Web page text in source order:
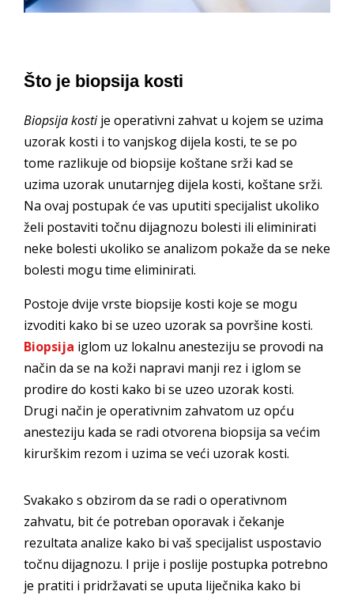
Što je biopsija kosti
Biopsija kostije operativni zahvat u kojem se uzima
uzorak kosti i to vanjskog dijela kosti, te se po
tome razlikuje od biopsije koštane srži kad se
uzima uzorak unutarnjeg dijela kosti, koštane srži.
Na ovaj postupak će vas uputiti specijalist ukoliko
želi postaviti točnu dijagnozu bolesti ili eliminirati
neke bolesti ukoliko se analizom pokaže da se neke
bolesti mogu time eliminirati.
Postoje dvije vrste biopsije kosti koje se mogu
izvoditi kako bi se uzeo uzorak sa površine kosti.
Biopsija iglom uz lokalnu anesteziju se provodi na
način da se na koži napravi manji rez i iglom se
prodire do kosti kako bi se uzeo uzorak kosti.
Drugi način je operativnim zahvatom uz opću
anesteziju kada se radi otvorena biopsija sa većim
kirurškim rezom i uzima se veći uzorak kosti.
Svakako s obzirom da se radi o operativnom
zahvatu, bit će potreban oporavak i čekanje
rezultata analize kako bi vaš specijalist uspostavio
točnu dijagnozu. I prije i poslije postupka potrebno
je pratiti i pridržavati se uputa liječnika kako bi